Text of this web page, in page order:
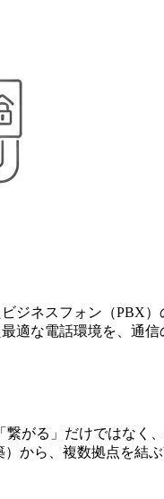
ジネスフォン（PBX
適な電話環境を、通
がる」だけではなく
から、複数拠点を結